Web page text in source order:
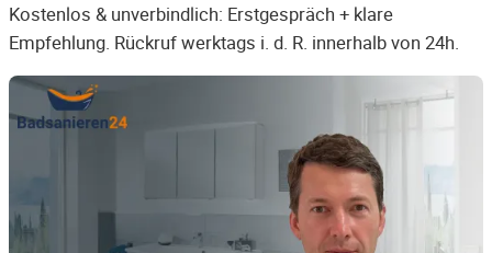
Kostenlos & unverbindlich: Erstgespräch + klare
Empfehlung. Rückruf werktags i. d. R. innerhalb von 24h.